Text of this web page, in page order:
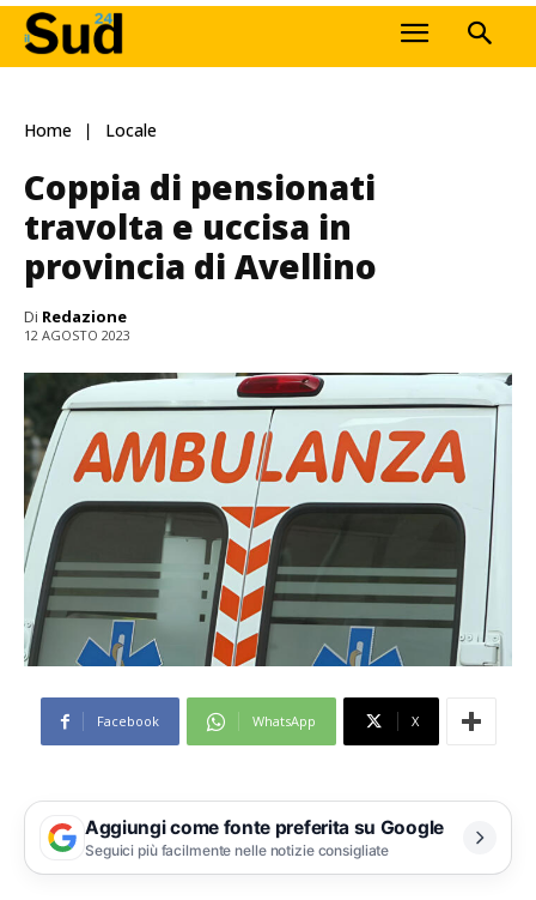
Home Locale
Coppia di pensionati
travolta e uccisa in
provincia di Avellino
Di Redazione
12 AGOSTO 2023
Facebook WhatsApp X
Aggiungi come fonte preferita su Google
Seguici più facilmente nelle notizie consigliate